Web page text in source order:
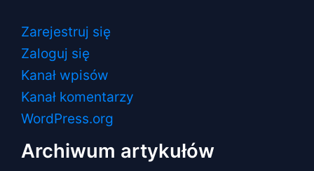
Zarejestruj się
Zaloguj się
Kanał wpisów
Kanał komentarzy
WordPress.org
Archiwum artykułów